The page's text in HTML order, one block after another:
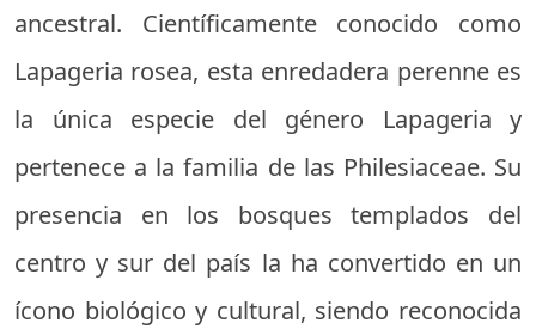
ancestral. Científicamente conocido como
Lapageria rosea, esta enredadera perenne es
la única especie del género Lapageria y
pertenece a la familia de las Philesiaceae. Su
presencia en los bosques templados del
centro y sur del país la ha convertido en un
ícono biológico y cultural, siendo reconocida